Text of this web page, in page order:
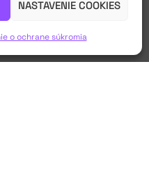
NASTAVENIE COOKIES
o ochrane súkromia